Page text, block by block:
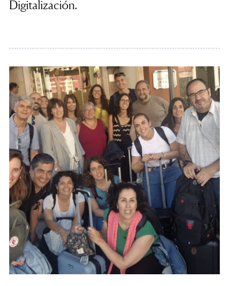
Digitalización.